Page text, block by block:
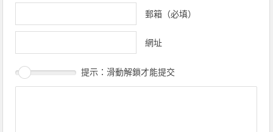
郵箱（必填）
網址
提示：滑動解鎖才能提交